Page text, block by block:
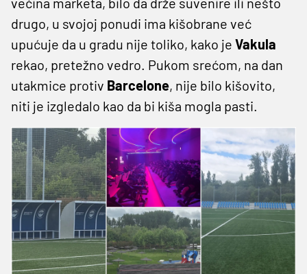
drugo, u svojoj ponudi ima kišobrane već
upućuje da u gradu nije toliko, kako je Vakula
rekao, pretežno vedro. Pukom srećom, na dan
utakmice protiv Barcelone, nije bilo kišovito,
niti je izgledalo kao da bi kiša mogla pasti.